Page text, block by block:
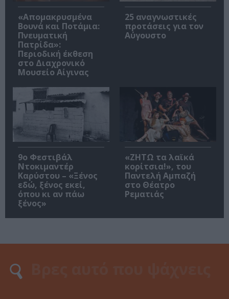
«Απομακρυσμένα
Βουνά και Ποτάμια:
Πνευματική
Πατρίδα»:
Περιοδική έκθεση
στο Διαχρονικό
Μουσείο Αίγινας
25 αναγνωστικές
προτάσεις για τον
Αύγουστο
9ο Φεστιβάλ
Ντοκιμαντέρ
Καρύστου – «Ξένος
εδώ, ξένος εκεί,
όπου κι αν πάω
ξένος»
«ΖΗΤΩ τα λαϊκά
κορίτσια!», του
Παντελή Αμπαζή
στο Θέατρο
Ρεματιάς